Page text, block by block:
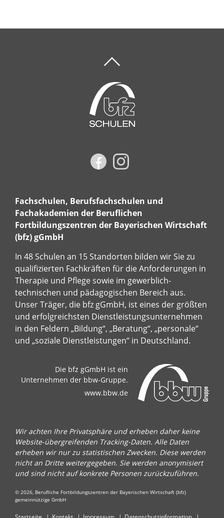
Fachschulen, Berufsfachschulen und
Fachakademien der Beruflichen
Fortbildungszentren der Bayerischen Wirtschaft
(bfz) gGmbH
In 48 Schulen an 15 Standorten bilden wir Sie zu
qualifizierten Fachkräften für die Anforderungen in
Therapie und Pflege sowie im gewerblich-
technischen und pädagogischen Bereich aus.
Unser Träger, die bfz gGmbH, ist eines der größten
und erfolgreichsten Dienstleistungsunternehmen
in den Feldern „Bildung“, „Beratung“, „personale“
und „soziale Dienstleistungen“ in Deutschland.
Die bfz gGmbH ist ein
Unternehmen der bbw-Gruppe.
www.bbw.de
Wir achten Ihre Privatsphäre und erheben daher keine
Website-übergreifenden Tracking-Daten. Alle Daten
erheben wir nur zu statistischen Zwecken. Diese werden
nicht an Dritte weitergegeben. Sie werden anonymisiert
und sind nicht auf konkrete Personen zurückzuführen.
© 2026, Berufliche Fortbildungszentren der Bayerischen Wirtschaft (bfz)
gemeinnützige GmbH